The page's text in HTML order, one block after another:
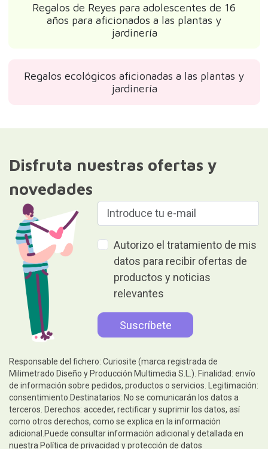
Regalos de Reyes para adolescentes de 16
años para aficionados a las plantas y
jardinería
Regalos ecológicos aficionadas a las plantas y
jardinería
Disfruta nuestras ofertas y
novedades
Autorizo el tratamiento de mis
datos para recibir ofertas de
productos y noticias
relevantes
Responsable del fichero: Curiosite (marca registrada de
Milimetrado Diseño y Producción Multimedia S.L.). Finalidad: envío
de información sobre pedidos, productos o servicios. Legitimación:
consentimiento.Destinatarios: No se comunicarán los datos a
terceros. Derechos: acceder, rectificar y suprimir los datos, así
como otros derechos, como se explica en la información
adicional.Puede consultar información adicional y detallada en
nuestra Política de privacidad y protección de datos